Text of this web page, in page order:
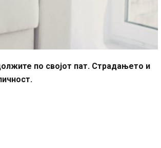
по својот пат. Страдањето и